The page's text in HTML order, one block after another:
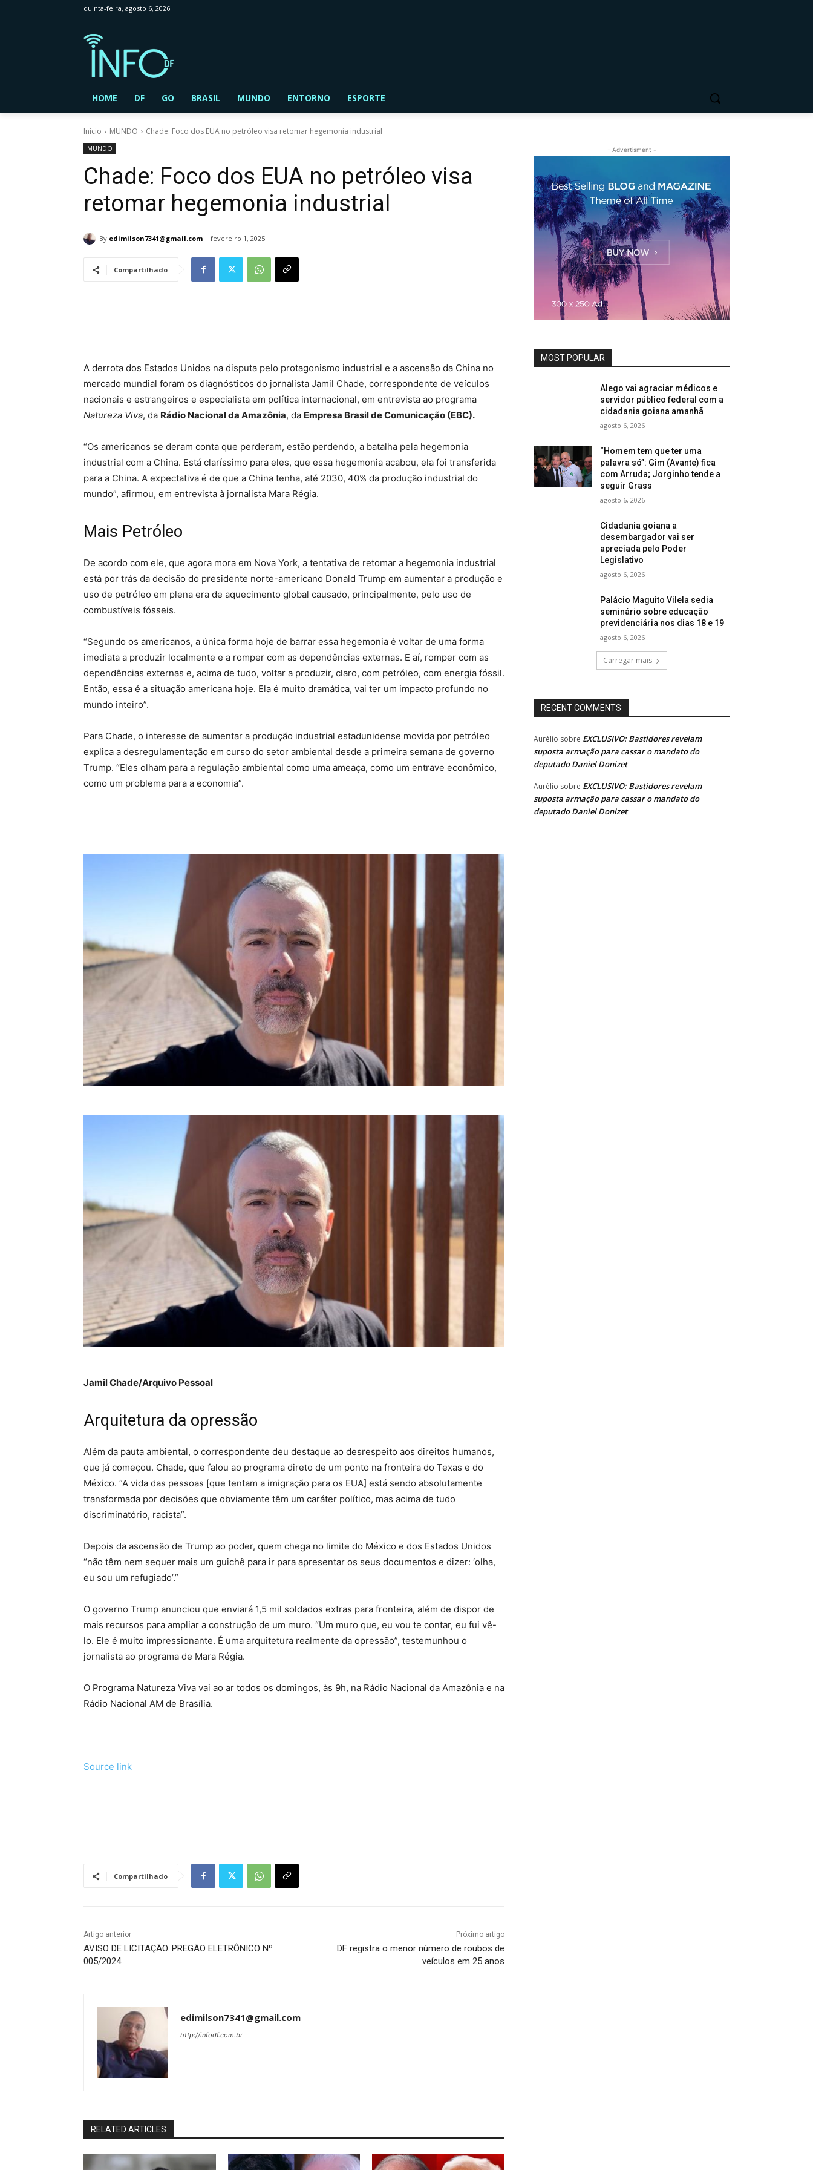
quinta-feira, agosto 6, 2026
HOME DF GO BRASIL MUNDO ENTORNO ESPORTE
Início MUNDO Chade: Foco dos EUA no petróleo visa retomar hegemonia industrial
MUNDO
Chade: Foco dos EUA no petróleo visa
retomar hegemonia industrial
By edimilson7341@gmail.com fevereiro 1, 2025
Compartilhado
A derrota dos Estados Unidos na disputa pelo protagonismo industrial e a ascensão da China no
mercado mundial foram os diagnósticos do jornalista Jamil Chade, correspondente de veículos
nacionais e estrangeiros e especialista em política internacional, em entrevista ao programa
Natureza Viva, da Rádio Nacional da Amazônia, da Empresa Brasil de Comunicação (EBC).
“Os americanos se deram conta que perderam, estão perdendo, a batalha pela hegemonia
industrial com a China. Está claríssimo para eles, que essa hegemonia acabou, ela foi transferida
para a China. A expectativa é de que a China tenha, até 2030, 40% da produção industrial do
mundo”, afirmou, em entrevista à jornalista Mara Régia.
Mais Petróleo
De acordo com ele, que agora mora em Nova York, a tentativa de retomar a hegemonia industrial
está por trás da decisão do presidente norte-americano Donald Trump em aumentar a produção e
uso de petróleo em plena era de aquecimento global causado, principalmente, pelo uso de
combustíveis fósseis.
“Segundo os americanos, a única forma hoje de barrar essa hegemonia é voltar de uma forma
imediata a produzir localmente e a romper com as dependências externas. E aí, romper com as
dependências externas e, acima de tudo, voltar a produzir, claro, com petróleo, com energia fóssil.
Então, essa é a situação americana hoje. Ela é muito dramática, vai ter um impacto profundo no
mundo inteiro”.
Para Chade, o interesse de aumentar a produção industrial estadunidense movida por petróleo
explica a desregulamentação em curso do setor ambiental desde a primeira semana de governo
Trump. “Eles olham para a regulação ambiental como uma ameaça, como um entrave econômico,
como um problema para a economia”.
Jamil Chade/Arquivo Pessoal
Arquitetura da opressão
Além da pauta ambiental, o correspondente deu destaque ao desrespeito aos direitos humanos,
que já começou. Chade, que falou ao programa direto de um ponto na fronteira do Texas e do
México. “A vida das pessoas [que tentam a imigração para os EUA] está sendo absolutamente
transformada por decisões que obviamente têm um caráter político, mas acima de tudo
discriminatório, racista”.
Depois da ascensão de Trump ao poder, quem chega no limite do México e dos Estados Unidos
“não têm nem sequer mais um guichê para ir para apresentar os seus documentos e dizer: ‘olha,
eu sou um refugiado’.”
O governo Trump anunciou que enviará 1,5 mil soldados extras para fronteira, além de dispor de
mais recursos para ampliar a construção de um muro. “Um muro que, eu vou te contar, eu fui vê-
lo. Ele é muito impressionante. É uma arquitetura realmente da opressão”, testemunhou o
jornalista ao programa de Mara Régia.
O Programa Natureza Viva vai ao ar todos os domingos, às 9h, na Rádio Nacional da Amazônia e na
Rádio Nacional AM de Brasília.
Source link
Compartilhado
Artigo anterior
AVISO DE LICITAÇÃO. PREGÃO ELETRÔNICO Nº
005/2024
Próximo artigo
DF registra o menor número de roubos de
veículos em 25 anos
edimilson7341@gmail.com
http://infodf.com.br
RELATED ARTICLES
- Advertisment -
MOST POPULAR
Alego vai agraciar médicos e
servidor público federal com a
cidadania goiana amanhã
agosto 6, 2026
“Homem tem que ter uma
palavra só”: Gim (Avante) fica
com Arruda; Jorginho tende a
seguir Grass
agosto 6, 2026
Cidadania goiana a
desembargador vai ser
apreciada pelo Poder
Legislativo
agosto 6, 2026
Palácio Maguito Vilela sedia
seminário sobre educação
previdenciária nos dias 18 e 19
agosto 6, 2026
Carregar mais
RECENT COMMENTS
Aurélio sobre EXCLUSIVO: Bastidores revelam
suposta armação para cassar o mandato do
deputado Daniel Donizet
Aurélio sobre EXCLUSIVO: Bastidores revelam
suposta armação para cassar o mandato do
deputado Daniel Donizet